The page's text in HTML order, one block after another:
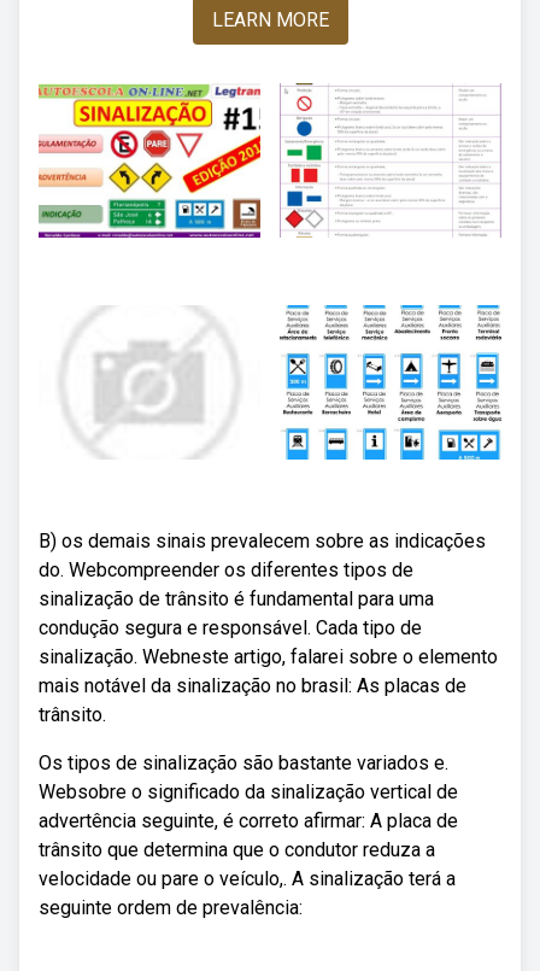
LEARN MORE
B) os demais sinais prevalecem sobre as indicações
do. Webcompreender os diferentes tipos de
sinalização de trânsito é fundamental para uma
condução segura e responsável. Cada tipo de
sinalização. Webneste artigo, falarei sobre o elemento
mais notável da sinalização no brasil: As placas de
trânsito.
Os tipos de sinalização são bastante variados e.
Websobre o significado da sinalização vertical de
advertência seguinte, é correto afirmar: A placa de
trânsito que determina que o condutor reduza a
velocidade ou pare o veículo,. A sinalização terá a
seguinte ordem de prevalência: